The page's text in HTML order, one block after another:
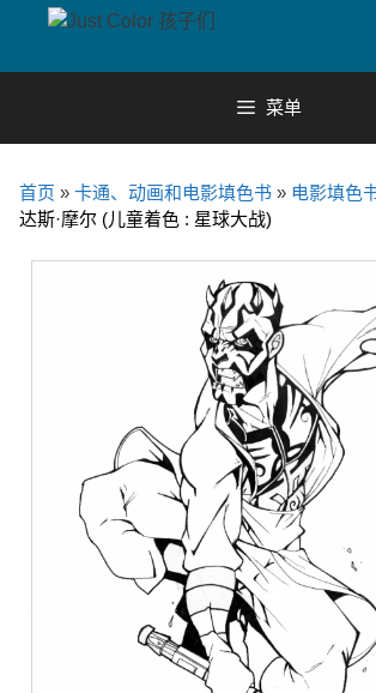
content
菜单
首页 » 卡通、动画和电影填色书 » 电影填色
达斯·摩尔 (儿童着色 : 星球大战)